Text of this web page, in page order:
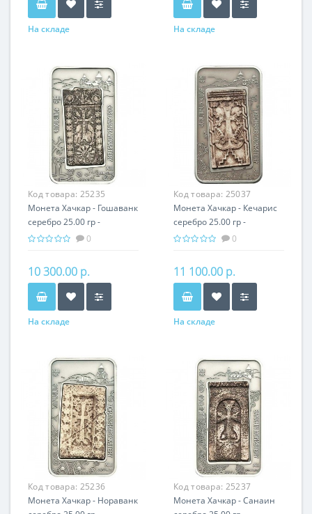
На складе На складе
Код товара: 25235
Монета Хачкар - Гошаванк
серебро 25.00 гр -
православный подарок
0
10 300.00 р.
На складе
Код товара: 25037
Монета Хачкар - Кечарис
серебро 25.00 гр -
православный подарок
0
11 100.00 р.
На складе
Код товара: 25236
Монета Хачкар - Нораванк
Код товара: 25237
Монета Хачкар - Санаин